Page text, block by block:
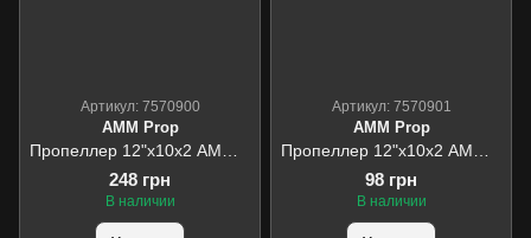
Артикул: 7570900
AMM Prop
248 грн
В наличии
Артикул: 7570901
AMM Prop
98 грн
В наличии